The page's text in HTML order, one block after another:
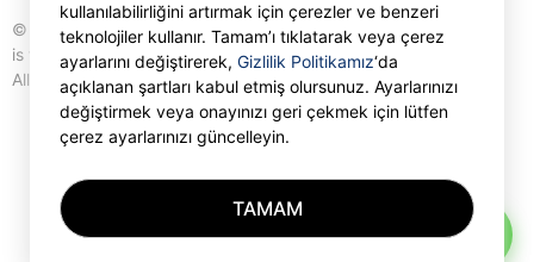
© Gettransport International Limited. GetTransport®
is trademark of Gettransport International Limited.
All rights reserved.
kullanılabilirliğini artırmak için çerezler ve benzeri
teknolojiler kullanır. Tamam’ı tıklatarak veya çerez
ayarlarını değiştirerek, Gizlilik Politikamız‘da
açıklanan şartları kabul etmiş olursunuz. Ayarlarınızı
değiştirmek veya onayınızı geri çekmek için lütfen
çerez ayarlarınızı güncelleyin.
TAMAM
AI